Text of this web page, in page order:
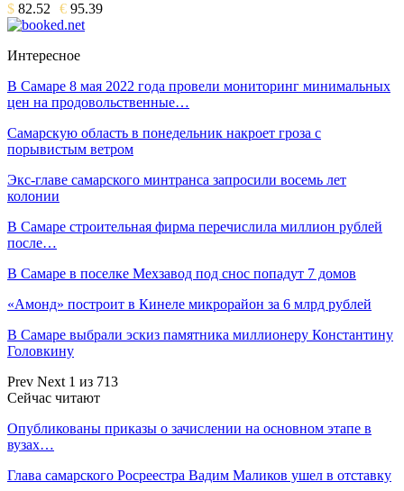
$ 82.52 € 95.39
Интересное
В Самаре 8 мая 2022 года провели мониторинг минимальных
цен на продовольственные…
Самарскую область в понедельник накроет гроза с
порывистым ветром
Экс-главе самарского минтранса запросили восемь лет
колонии
В Самаре строительная фирма перечислила миллион рублей
после…
В Самаре в поселке Мехзавод под снос попадут 7 домов
«Амонд» построит в Кинеле микрорайон за 6 млрд рублей
В Самаре выбрали эскиз памятника миллионеру Константину
Головкину
Prev Next 1 из 713
Сейчас читают
Опубликованы приказы о зачислении на основном этапе в
вузах…
Глава самарского Росреестра Вадим Маликов ушел в отставку